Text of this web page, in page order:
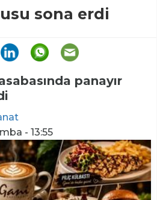
sona erdi
panayır
- 13:55